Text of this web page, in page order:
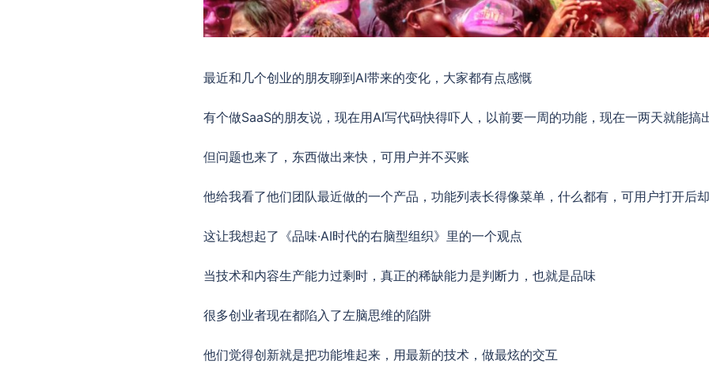
最近和几个创业的朋友聊到AI带来的变化，大家都有点感慨
有个做SaaS的朋友说，现在用AI写代码快得吓人，以前要一周的功能，现在一两天就能搞
但问题也来了，东西做出来快，可用户并不买账
他给我看了他们团队最近做的一个产品，功能列表长得像菜单，什么都有，可用户打开后
这让我想起了《品味·AI时代的右脑型组织》里的一个观点
当技术和内容生产能力过剩时，真正的稀缺能力是判断力，也就是品味
很多创业者现在都陷入了左脑思维的陷阱
他们觉得创新就是把功能堆起来，用最新的技术，做最炫的交互